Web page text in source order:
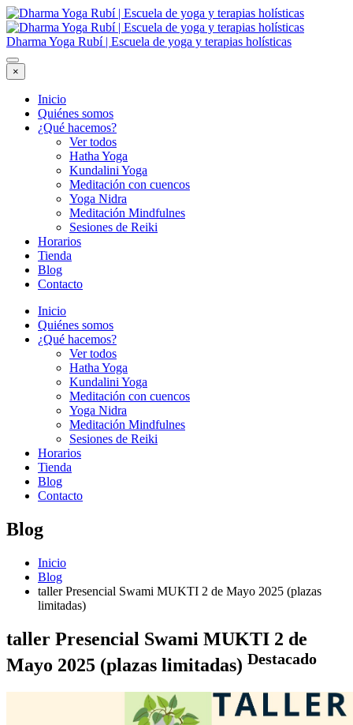
Dharma Yoga Rubí | Escuela de yoga y terapias holísticas
×
Inicio
Quiénes somos
¿Qué hacemos?
Ver todos
Hatha Yoga
Kundalini Yoga
Meditación con cuencos
Yoga Nidra
Meditación Mindfulnes
Sesiones de Reiki
Horarios
Tienda
Blog
Contacto
Inicio
Quiénes somos
¿Qué hacemos?
Ver todos
Hatha Yoga
Kundalini Yoga
Meditación con cuencos
Yoga Nidra
Meditación Mindfulnes
Sesiones de Reiki
Horarios
Tienda
Blog
Contacto
Blog
Inicio
Blog
taller Presencial Swami MUKTI 2 de Mayo 2025 (plazas
limitadas)
taller Presencial Swami MUKTI 2 de
Mayo 2025 (plazas limitadas) Destacado